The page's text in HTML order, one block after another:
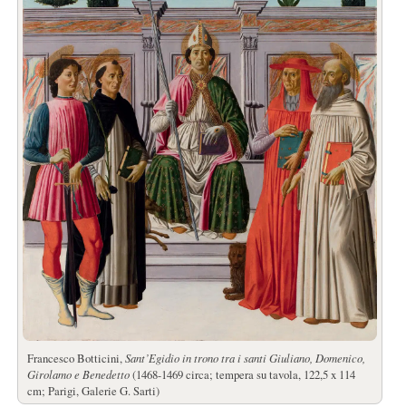
Francesco Botticini,Sant’Egidio in trono tra i santi Giuliano, Domenico,
Girolamo e Benedetto(1468-1469 circa; tempera su tavola, 122,5 x 114
cm; Parigi, Galerie G. Sarti)